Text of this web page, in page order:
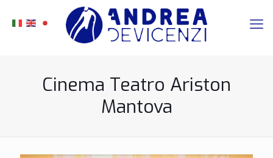
Cinema Teatro Ariston
Mantova